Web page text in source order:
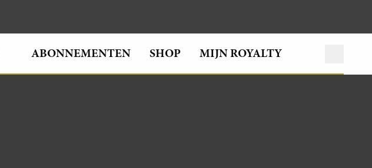
ABONNEMENTEN SHOP MIJN ROYALTY